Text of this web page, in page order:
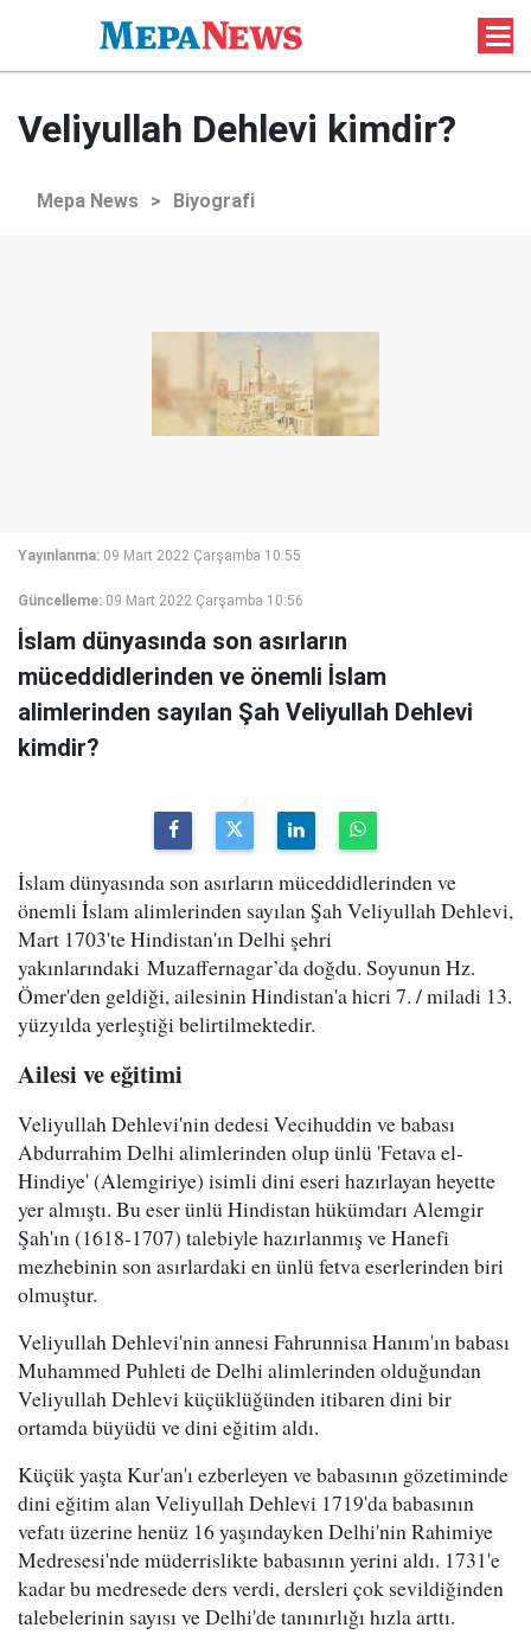
Veliyullah Dehlevi kimdir?
Mepa News > Biyografi
Yayınlanma: 09 Mart 2022 Çarşamba 10:55
Güncelleme: 09 Mart 2022 Çarşamba 10:56
İslam dünyasında son asırların
müceddidlerinden ve önemli İslam
alimlerinden sayılan Şah Veliyullah Dehlevi
kimdir?
İslam dünyasında son asırların müceddidlerinden ve
önemli İslam alimlerinden sayılan Şah Veliyullah Dehlevi,
Mart 1703'te Hindistan'ın Delhi şehri
yakınlarındaki Muzaffernagar’da doğdu. Soyunun Hz.
Ömer'den geldiği, ailesinin Hindistan'a hicri 7. / miladi 13.
yüzyılda yerleştiği belirtilmektedir.
Ailesi ve eğitimi
Veliyullah Dehlevi'nin dedesi Vecihuddin ve babası
Abdurrahim Delhi alimlerinden olup ünlü 'Fetava el-
Hindiye' (Alemgiriye) isimli dini eseri hazırlayan heyette
yer almıştı. Bu eser ünlü Hindistan hükümdarı Alemgir
Şah'ın (1618-1707) talebiyle hazırlanmış ve Hanefi
mezhebinin son asırlardaki en ünlü fetva eserlerinden biri
olmuştur.
Veliyullah Dehlevi'nin annesi Fahrunnisa Hanım'ın babası
Muhammed Puhleti de Delhi alimlerinden olduğundan
Veliyullah Dehlevi küçüklüğünden itibaren dini bir
ortamda büyüdü ve dini eğitim aldı.
Küçük yaşta Kur'an'ı ezberleyen ve babasının gözetiminde
dini eğitim alan Veliyullah Dehlevi 1719'da babasının
vefatı üzerine henüz 16 yaşındayken Delhi'nin Rahimiye
Medresesi'nde müderrislikte babasının yerini aldı. 1731'e
kadar bu medresede ders verdi, dersleri çok sevildiğinden
talebelerinin sayısı ve Delhi'de tanınırlığı hızla arttı.